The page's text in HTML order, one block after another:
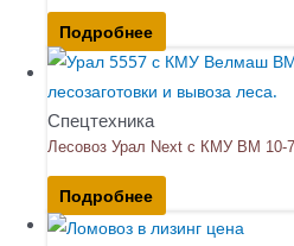
Подробнее
Спецтехника
Лесовоз Урал Next с КМУ ВМ 10-
Подробнее